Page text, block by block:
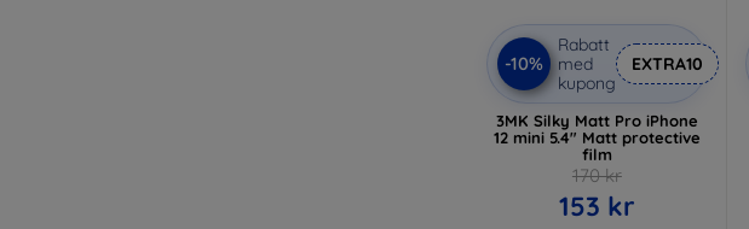
-10%
Rabatt
med
kupong
EXTRA10
3MK Silky Matt Pro iPhone
12 mini 5.4" Matt protective
film
170 kr
153 kr